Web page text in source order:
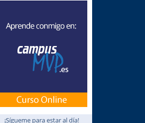
¡Sígueme para estar al día!